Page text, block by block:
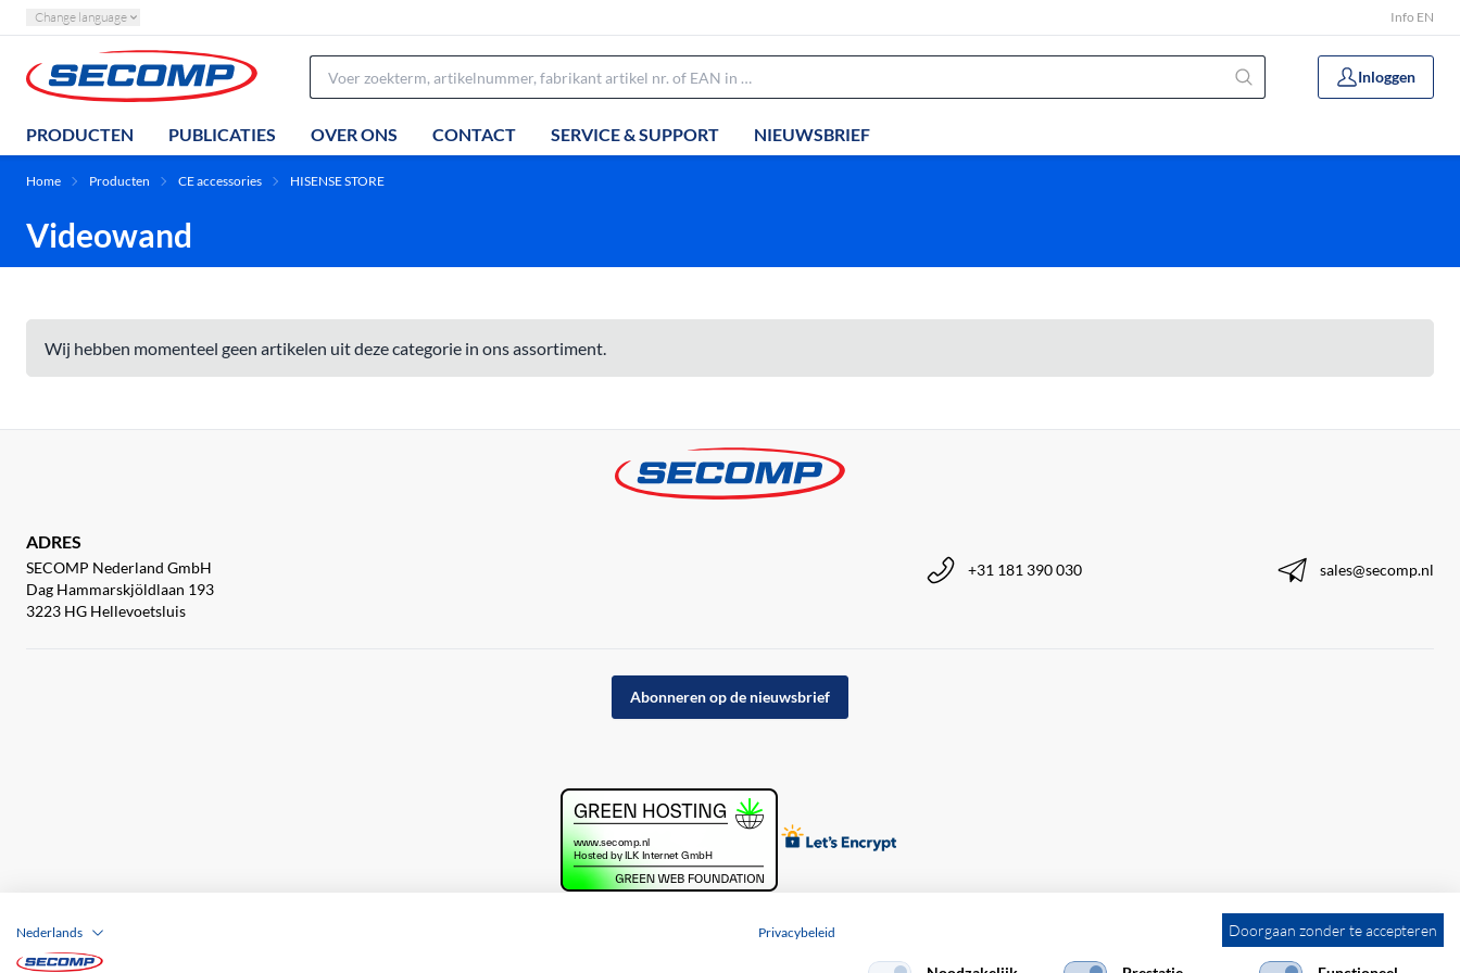
Change language Info EN
Inloggen
PRODUCTEN PUBLICATIES OVER ONS CONTACT SERVICE & SUPPORT NIEUWSBRIEF
Home Producten CE accessories HISENSE STORE
Videowand
Wij hebben momenteel geen artikelen uit deze categorie in ons assortiment.
ADRES
SECOMP Nederland GmbH
Dag Hammarskjöldlaan 193
3223 HG Hellevoetsluis
+31 181 390 030 sales@secomp.nl
Abonneren op de nieuwsbrief
Doorgaan zonder te accepteren
Nederlands Privacybeleid